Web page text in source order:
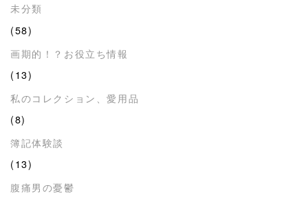
未分類
(58)
画期的！？お役立ち情報
(13)
私のコレクション、愛用品
(8)
簿記体験談
(13)
腹痛男の憂鬱